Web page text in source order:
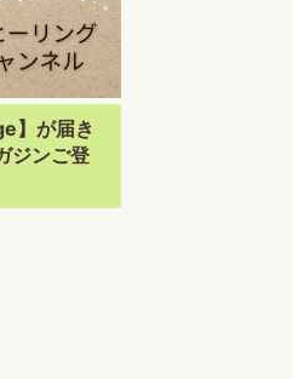
】が届き
ジンご登